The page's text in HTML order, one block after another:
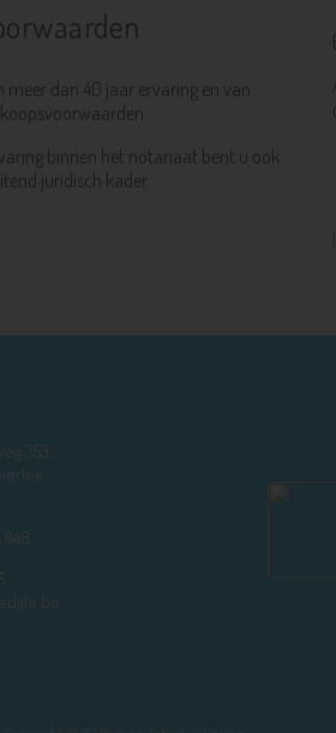
meer dan 40 jaar ervaring en van
binnen het notariaat bent u ook
juridisch kader.
353